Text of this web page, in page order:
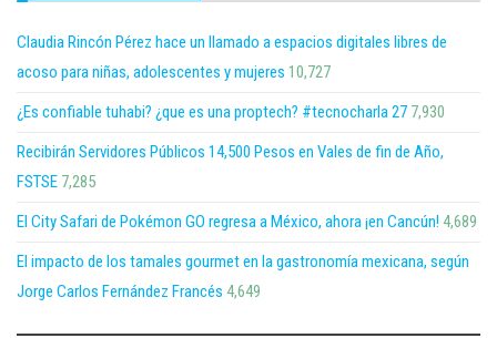
Claudia Rincón Pérez hace un llamado a espacios digitales libres de
acoso para niñas, adolescentes y mujeres 10,727
¿Es confiable tuhabi? ¿que es una proptech? #tecnocharla 27 7,930
Recibirán Servidores Públicos 14,500 Pesos en Vales de fin de Año,
FSTSE 7,285
El City Safari de Pokémon GO regresa a México, ahora ¡en Cancún! 4,689
El impacto de los tamales gourmet en la gastronomía mexicana, según
Jorge Carlos Fernández Francés 4,649